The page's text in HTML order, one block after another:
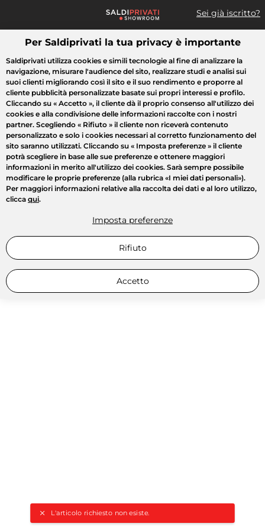
Sei già iscritto?
Cosa cerchi?
L'articolo richiesto non esiste.
Tutte le vendite Moda Casa Bellezza Elettrodomestici
Per Saldiprivati la tua privacy è importante
Saldiprivati utilizza cookies e simili tecnologie al fine di analizzare la
navigazione, misurare l'audience del sito, realizzare studi e analisi sui
suoi clienti migliorando così il sito e il suo rendimento e proporre al
cliente pubblicità personalizzate basate sui propri interessi e profilo.
Cliccando su « Accetto », il cliente dà il proprio consenso all'utilizzo dei
cookies e alla condivisione delle informazioni raccolte con i nostri
partner. Scegliendo « Rifiuto » il cliente non riceverà contenuto
personalizzato e solo i cookies necessari al corretto funzionamento del
sito saranno utilizzati. Cliccando su « Imposta preferenze » il cliente
potrà scegliere in base alle sue preferenze e ottenere maggiori
informazioni in merito all'utilizzo dei cookies. Sarà sempre possibile
modificare le proprie preferenze (alla rubrica «I miei dati personali»).
Per maggiori informazioni relative alla raccolta dei dati e al loro utilizzo,
clicca qui.
Imposta preferenze
Rifiuto
Accetto